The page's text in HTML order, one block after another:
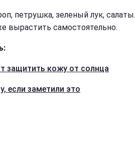
петрушка, зеленый лук,
вырастить самостоятельно.
защитить кожу от солнца
если заметили это